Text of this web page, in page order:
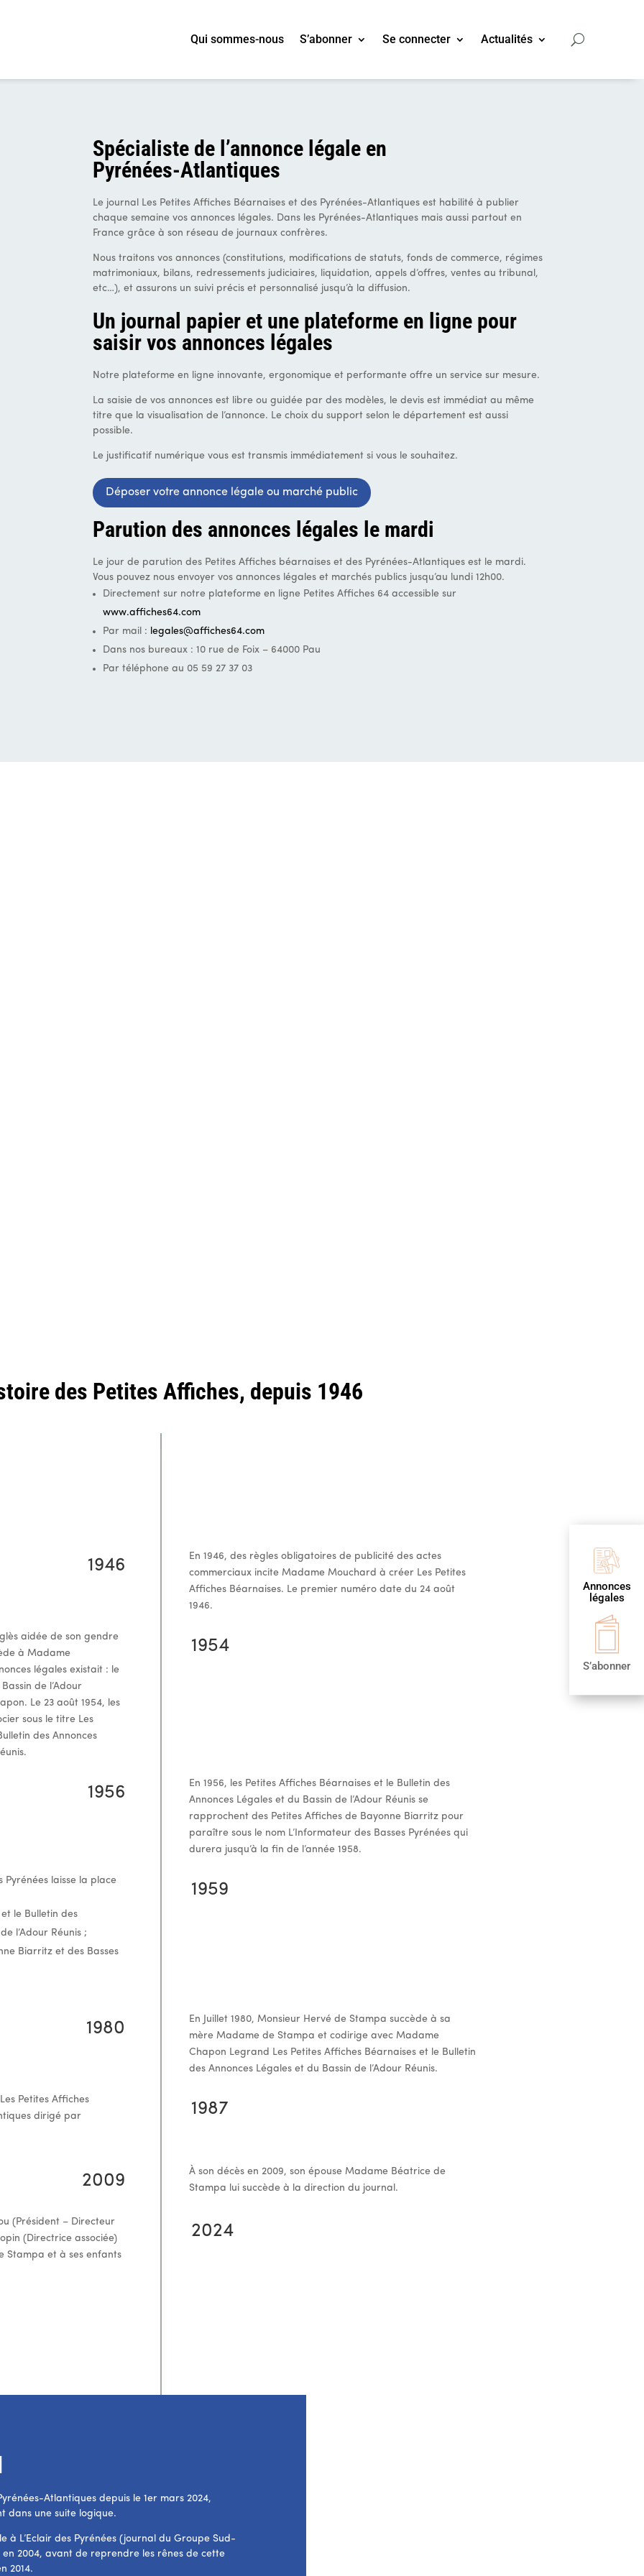
Qui sommes-nous S’abonner Se connecter Actualités
Annonces
légales
S’abonner
Spécialiste de l’annonce légale en
Pyrénées-Atlantiques
Le journal Les Petites Affiches Béarnaises et des Pyrénées-Atlantiques est habilité à publier
chaque semaine vos annonces légales. Dans les Pyrénées-Atlantiques mais aussi partout en
France grâce à son réseau de journaux confrères.
Nous traitons vos annonces (constitutions, modifications de statuts, fonds de commerce, régimes
matrimoniaux, bilans, redressements judiciaires, liquidation, appels d’offres, ventes au tribunal,
etc…), et assurons un suivi précis et personnalisé jusqu’à la diffusion.
Un journal papier et une plateforme en ligne pour
saisir vos annonces légales
Notre plateforme en ligne innovante, ergonomique et performante offre un service sur mesure.
La saisie de vos annonces est libre ou guidée par des modèles, le devis est immédiat au même
titre que la visualisation de l’annonce. Le choix du support selon le département est aussi
possible.
Le justificatif numérique vous est transmis immédiatement si vous le souhaitez.
Déposer votre annonce légale ou marché public
Parution des annonces légales le mardi
Le jour de parution des Petites Affiches béarnaises et des Pyrénées-Atlantiques est le mardi.
Vous pouvez nous envoyer vos annonces légales et marchés publics jusqu’au lundi 12h00.
Directement sur notre plateforme en ligne Petites Affiches 64 accessible sur
www.affiches64.com
Par mail : legales@affiches64.com
Dans nos bureaux : 10 rue de Foix – 64000 Pau
Par téléphone au 05 59 27 37 03
des Petites Affiches, depuis 1946
1946
En 1946, des règles obligatoires de publicité des actes
commerciaux incite Madame Mouchard à créer Les Petites
Affiches Béarnaises. Le premier numéro date du 24 août
1946.
aidée de son gendre
à Madame
légales existait : le
de l’Adour
Le 23 août 1954, les
sous le titre Les
des Annonces
1954
1956
En 1956, les Petites Affiches Béarnaises et le Bulletin des
Annonces Légales et du Bassin de l’Adour Réunis se
rapprochent des Petites Affiches de Bayonne Biarritz pour
paraître sous le nom L’Informateur des Basses Pyrénées qui
durera jusqu’à la fin de l’année 1958.
Pyrénées laisse la place
le Bulletin des
l’Adour Réunis ;
Biarritz et des Basses
1959
1980
En Juillet 1980, Monsieur Hervé de Stampa succède à sa
mère Madame de Stampa et codirige avec Madame
Chapon Legrand Les Petites Affiches Béarnaises et le Bulletin
des Annonces Légales et du Bassin de l’Adour Réunis.
Petites Affiches
dirigé par
1987
2009
À son décès en 2009, son épouse Madame Béatrice de
Stampa lui succède à la direction du journal.
(Président – Directeur
(Directrice associée)
Stampa et à ses enfants
2024
Atlantiques depuis le 1er mars 2024,
dans une suite logique.
L’Eclair des Pyrénées (journal du Groupe Sud-
en 2004, avant de reprendre les rênes de cette
2014.